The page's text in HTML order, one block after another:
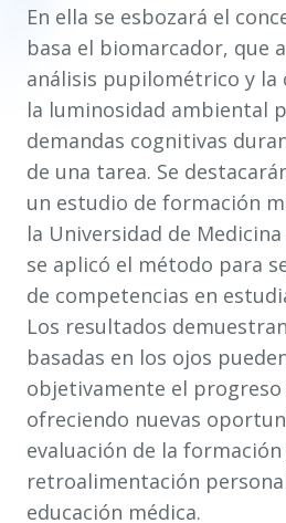
En ella se esbozará el
basa el biomarcador, que
análisis pupilométrico y la
la luminosidad ambiental
demandas cognitivas
de una tarea. Se
un estudio de formación
la Universidad de
se aplicó el método para
de competencias en
Los resultados
basadas en los ojos
objetivamente el progreso
ofreciendo nuevas
evaluación de la formación
retroalimentación
educación médica.